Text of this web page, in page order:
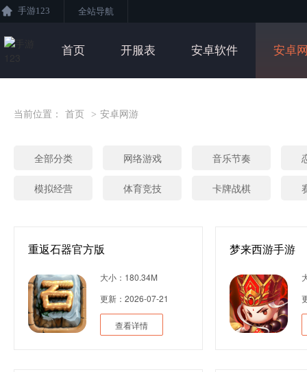
手游123 全站导航
首页 开服表 安卓软件 安卓
当前位置： 首页 > 安卓网游
全部分类 网络游戏 音乐节奏
模拟经营 体育竞技 卡牌战棋
重返石器官方版
大小：180.34M
更新：2026-07-21
查看详情
梦来西游手游